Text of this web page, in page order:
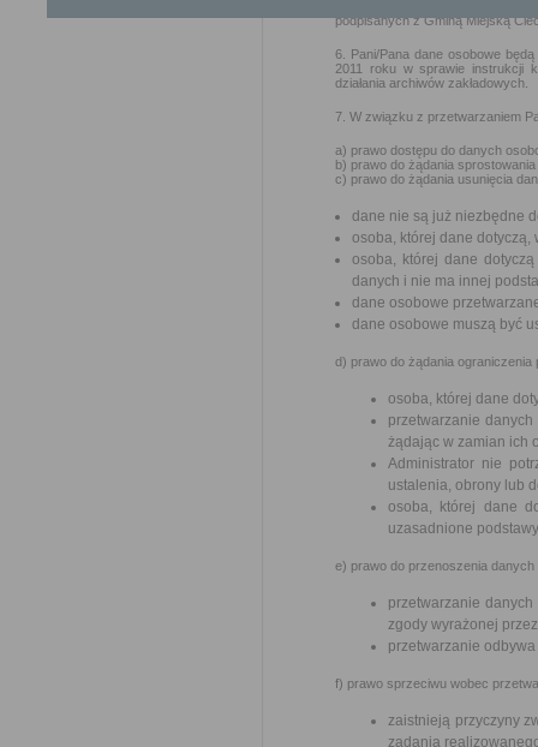
podpisanych z Gminą Miejską
6. Pani/Pana dane osobowe
2011 roku w sprawie instrukcji
działania archiwów zakładowych.
7. W związku z przetwarzaniem
a) prawo dostępu do danych
b) prawo do żądania
c) prawo do żądania usunięcia
dane nie są już niezbędne
osoba, której dane dotyczą,
osoba, której dane
danych i nie ma innej
dane osobowe
dane osobowe muszą być
d) prawo do żądania
osoba, której dane
przetwarzanie
żądając w zamian ich
Administrator nie
ustalenia, obrony lub
osoba, której dane
uzasadnione
e) prawo do przenoszenia danych
przetwarzanie
zgody wyrażonej
przetwarzanie
f) prawo sprzeciwu wobec
zaistnieją przyczyny
zadania